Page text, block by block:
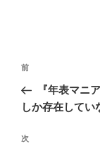
投
ナ
ゲ
前
の
投
前
『年表マニ
しか存在してい
次
次